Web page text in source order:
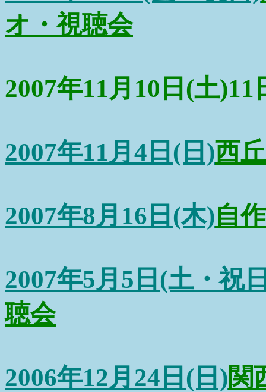
オ・視聴会
2007年11月10日(土)11
2007年11月4日(日)西
2007年8月16日(木)自
2007年5月5日(土・祝
聴会
2006年12月24日(日)関